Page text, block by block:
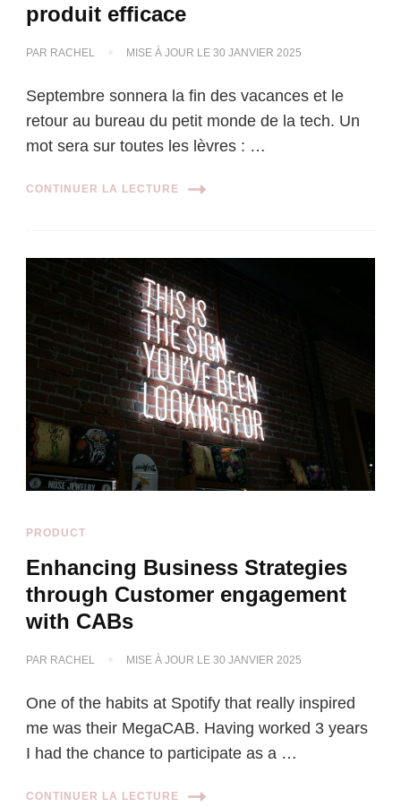
produit efficace
PAR RACHEL MISE À JOUR LE 30 JANVIER 2025
Septembre sonnera la fin des vacances et le
retour au bureau du petit monde de la tech. Un
mot sera sur toutes les lèvres : …
CONTINUER LA LECTURE
PRODUCT
Enhancing Business Strategies
through Customer engagement
with CABs
PAR RACHEL MISE À JOUR LE 30 JANVIER 2025
One of the habits at Spotify that really inspired
me was their MegaCAB. Having worked 3 years
I had the chance to participate as a …
CONTINUER LA LECTURE